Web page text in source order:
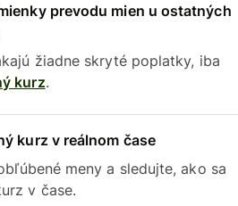
prevodu mien u ostatných
žiadne skryté poplatky, iba
kurz.
kurz v reálnom čase
meny a sledujte, ako sa
v čase.